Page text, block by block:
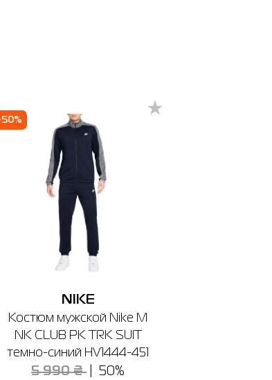
NIKE
Костюм мужской Nike M
NK CLUB PK TRK SUIT
темно-синий HV1444-451
5 990 ₴ 50%